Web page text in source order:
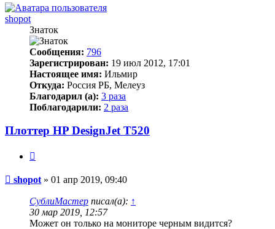
shopot
Знаток
Сообщения: 796
Зарегистрирован: 19 июл 2012, 17:01
Настоящее имя: Ильмир
Откуда: Россия РБ, Мелеуз
Благодарил (а): 3 раза
Поблагодарили: 2 раза
Плоттер HP DesignJet T520
Непрочитанное
сообщение
shopot » 01 апр 2019, 09:40
СублиМастер писал(а): ↑
30 мар 2019, 12:57
Может он только на мониторе черным видится?